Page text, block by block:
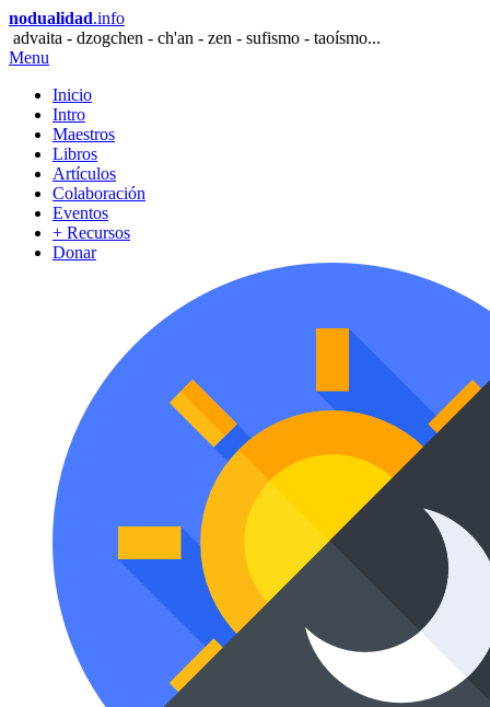
nodualidad.info
advaita - dzogchen - ch'an - zen - sufismo - taoísmo...
Menu
Inicio
Intro
Maestros
Libros
Artículos
Colaboración
Eventos
+ Recursos
Donar